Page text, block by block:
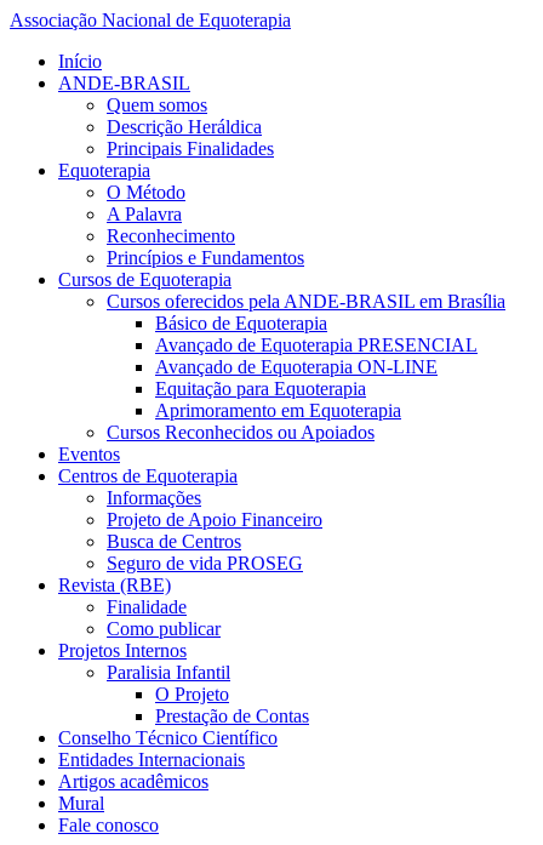
Associação Nacional de Equoterapia
Início
ANDE-BRASIL
Quem somos
Descrição Heráldica
Principais Finalidades
Equoterapia
O Método
A Palavra
Reconhecimento
Princípios e Fundamentos
Cursos de Equoterapia
Cursos oferecidos pela ANDE-BRASIL em Brasília
Básico de Equoterapia
Avançado de Equoterapia PRESENCIAL
Avançado de Equoterapia ON-LINE
Equitação para Equoterapia
Aprimoramento em Equoterapia
Cursos Reconhecidos ou Apoiados
Eventos
Centros de Equoterapia
Informações
Projeto de Apoio Financeiro
Busca de Centros
Seguro de vida PROSEG
Revista (RBE)
Finalidade
Como publicar
Projetos Internos
Paralisia Infantil
O Projeto
Prestação de Contas
Conselho Técnico Científico
Entidades Internacionais
Artigos acadêmicos
Mural
Fale conosco